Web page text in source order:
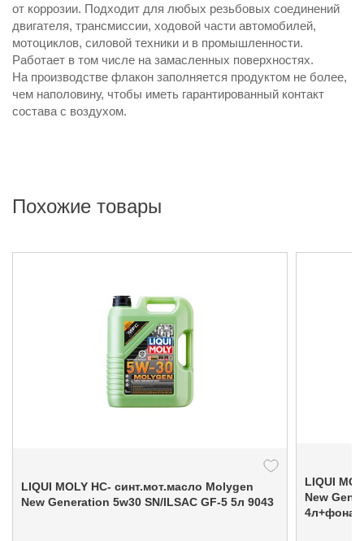
от коррозии. Подходит для любых резьбовых соединений
двигателя, трансмиссии, ходовой части автомобилей,
мотоциклов, силовой техники и в промышленности.
Работает в том числе на замасленных поверхностях.
На производстве флакон заполняется продуктом не более,
чем наполовину, чтобы иметь гарантированный контакт
состава с воздухом.
Похожие товары
LIQUI MOLY НС- синт.мот.масло Molygen
New Generation 5w30 SN/ILSAC GF-5 5л 9043
LIQUI
New